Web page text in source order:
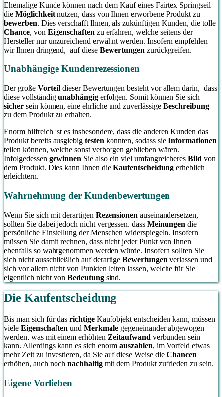
Ehemalige Kunde können nach dem Kauf eines Fairtex Springseil
die Möglichkeit nutzen, dass von Ihnen erworbene Produkt zu
bewerben. Dies verschafft Ihnen, als zukünftigen Kunden, die tolle
Chance, von Eigenschaften zu erfahren, welche seitens der
Hersteller nur unzureichend erwähnt werden. Insofern empfehlen
wir Ihnen dringend, auf diese Bewertungen zurückgreifen.
Unabhängige Kundenrezessionen
Der große Vorteil dieser Bewertungen besteht vor allem darin, dass
diese vollständig unabhängig erfolgen. Somit können Sie sich
sicher sein können, eine ehrliche und zuverlässige Beschreibung
zu dem Produkt zu erhalten.
Enorm hilfreich ist es insbesondere, dass die anderen Kunden das
Produkt bereits ausgiebig testen konnten, sodass sie Informationen
teilen können, welche sonst verborgen geblieben wären.
Infolgedessen gewinnen Sie also ein viel umfangreicheres Bild von
dem Produkt. Dies kann Ihnen die Kaufentscheidung erheblich
erleichtern.
Wahrnehmung der Kundenbewertungen
Wenn Sie sich mit derartigen Rezensionen auseinandersetzen,
sollten Sie dabei jedoch nicht vergessen, dass Meinungen die
persönliche Einstellung der Menschen widerspiegeln. Insofern
müssen Sie damit rechnen, dass nicht jeder Punkt von Ihnen
ebenfalls so wahrgenommen werden würde. Insofern sollten Sie
sich nicht ausschließlich auf derartige Bewertungen verlassen und
sich vor allem nicht von Punkten leiten lassen, welche für Sie
eigentlich nicht von Bedeutung sind.
Die Kaufentscheidung
Bis man sich für das richtige Kaufobjekt entscheiden kann, müssen
viele Eigenschaften und Merkmale gegeneinander abgewogen
werden, was mit einem erhöhten Zeitaufwand verbunden sein
kann. Allerdings kann es sich enorm auszahlen, im Vorfeld etwas
mehr Zeit zu investieren, da Sie auf diese Weise die Chancen
erhöhen, auch noch nachhaltig mit dem Produkt zufrieden zu sein.
Eigene Vorlieben